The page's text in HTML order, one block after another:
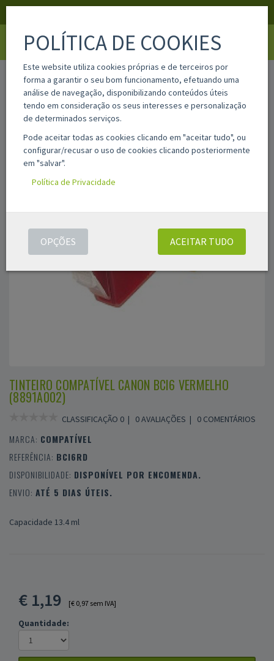
home bci6rd
TINTEIRO COMPATÍVEL CANON BCI6 VERMELHO
(8891A002)
CLASSIFICAÇÃO 0 | 0 AVALIAÇÕES | 0 COMENTÁRIOS
MARCA: COMPATÍVEL
REFERÊNCIA: BCI6RD
DISPONIBILIDADE: DISPONÍVEL POR ENCOMENDA.
ENVIO: ATÉ 5 DIAS ÚTEIS.
Capacidade 13.4 ml
€ 1,19 [€ 0,97 sem IVA]
Quantidade:
POLÍTICA DE COOKIES
Este website utiliza cookies próprias e de terceiros por
forma a garantir o seu bom funcionamento, efetuando uma
análise de navegação, disponibilizando conteúdos úteis
tendo em consideração os seus interesses e personalização
de determinados serviços.
Pode aceitar todas as cookies clicando em "aceitar tudo", ou
configurar/recusar o uso de cookies clicando posteriormente
em "salvar".
Política de Privacidade
ACEITAR TUDO
OPÇÕES